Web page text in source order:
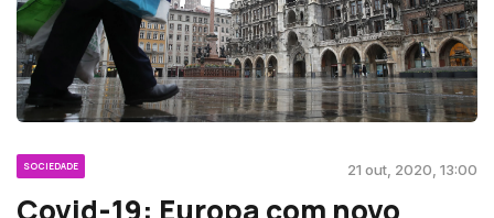
SOCIEDADE 21 out, 2020, 13:00